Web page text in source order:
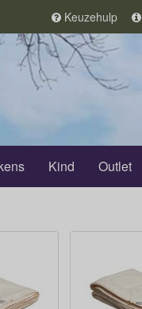
Keuzehulp
Kind Outlet